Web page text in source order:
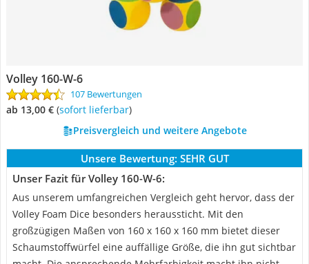
Volley 160-W-6
107 Bewertungen
ab 13,00 € ( Sofort lieferbar)
Preisvergleich und weitere Angebote
Unsere Bewertung: SEHR GUT
Unser Fazit für Volley 160-W-6:
Aus unserem umfangreichen Vergleich geht hervor, dass der
Volley Foam Dice besonders heraussticht. Mit den
großzügigen Maßen von 160 x 160 x 160 mm bietet dieser
Schaumstoffwürfel eine auffällige Größe, die ihn gut sichtbar